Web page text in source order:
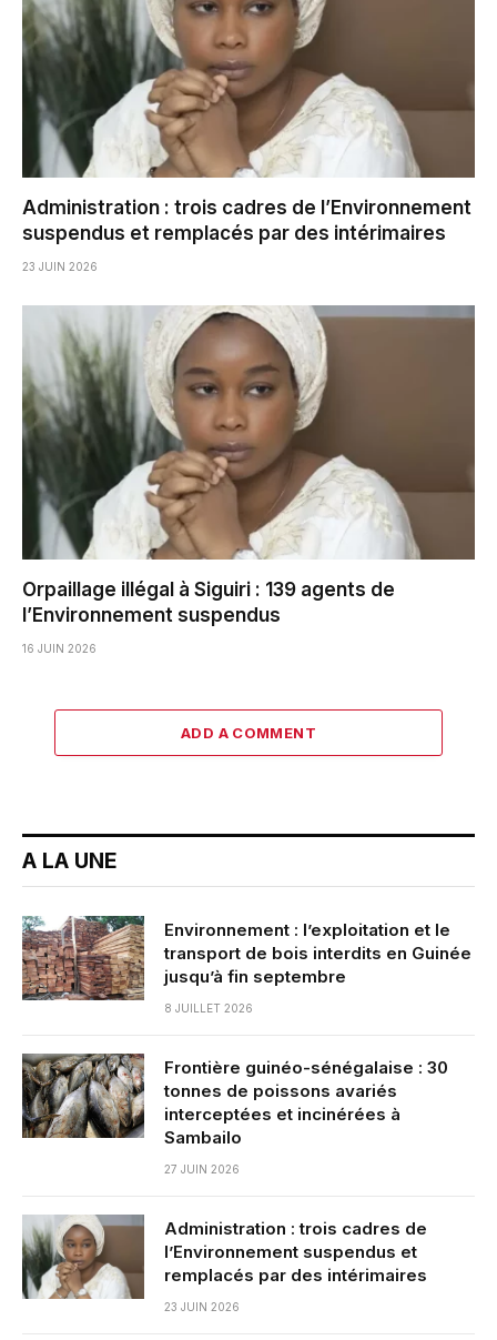
Administration : trois cadres de l’Environnement
suspendus et remplacés par des intérimaires
23 JUIN 2026
Orpaillage illégal à Siguiri : 139 agents de
l’Environnement suspendus
16 JUIN 2026
ADD A COMMENT
A LA UNE
Environnement : l’exploitation et le
transport de bois interdits en Guinée
jusqu’à fin septembre
8 JUILLET 2026
Frontière guinéo-sénégalaise : 30
tonnes de poissons avariés
interceptées et incinérées à
Sambailo
27 JUIN 2026
Administration : trois cadres de
l’Environnement suspendus et
remplacés par des intérimaires
23 JUIN 2026